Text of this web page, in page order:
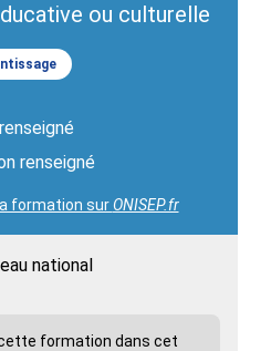
ou culturelle
renseigné
formation surONISEP.fr
national
formation dans cet